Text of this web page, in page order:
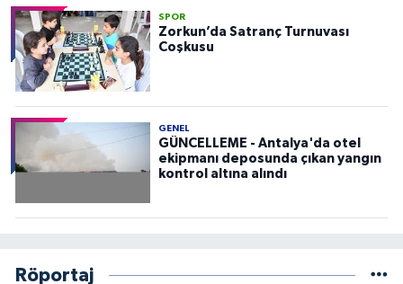
SPOR
Zorkun’da Satranç Turnuvası
Coşkusu
GENEL
GÜNCELLEME - Antalya'da otel
ekipmanı deposunda çıkan yangın
kontrol altına alındı
Röportaj